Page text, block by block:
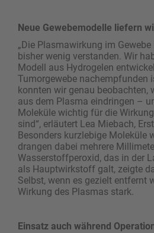
Neue Gewebemodelle liefern
„Die Plasmawirkung im
bisher wenig verstanden. Wir
Modell aus Hydrogelen
Tumorgewebe nachempfunden
konnten wir genau beobachten,
aus dem Plasma eindringen –
Moleküle wichtig für die
sind“, erläutert Lea Miebach,
Besonders kurzlebige Moleküle
drangen dabei mehrere
Wasserstoffperoxid, das in der
als Hauptwirkstoff galt, zeigte
Selbst, wenn es gezielt entfernt
Wirkung des Plasmas stark.
Einsatz auch während